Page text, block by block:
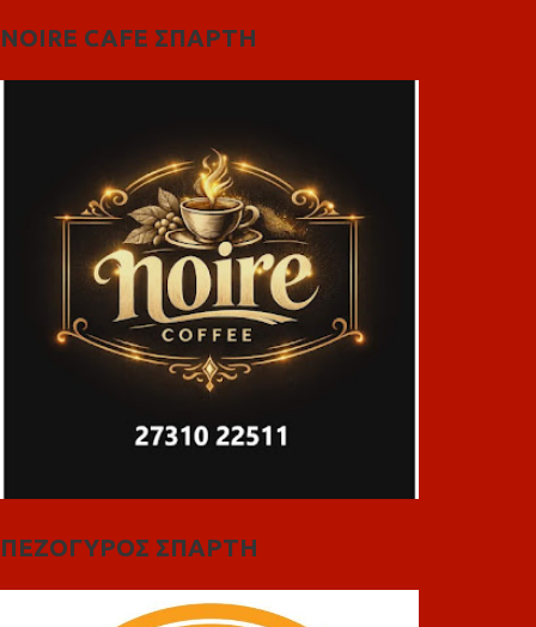
NOIRE CAFE ΣΠΑΡΤΗ
ΠΕΖΟΓΥΡΟΣ ΣΠΑΡΤΗ